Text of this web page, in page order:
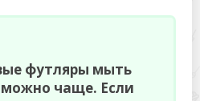
футляры мыть
чаще. Если